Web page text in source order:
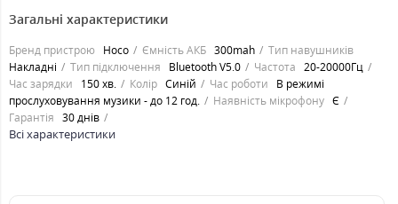
479 грн.
Загальні характеристики
Бренд пристрою Hoco Ємність АКБ 300mah
Тип навушників
Накладні
Тип підключення Bluetooth V5.0 Частота 20-20000Гц
Час зарядки
150 хв. Колір Синій Час роботи
В режимі
прослуховування музики - до 12 год.
Наявність мікрофону Є
Гарантія 30 днів
Всі характеристики